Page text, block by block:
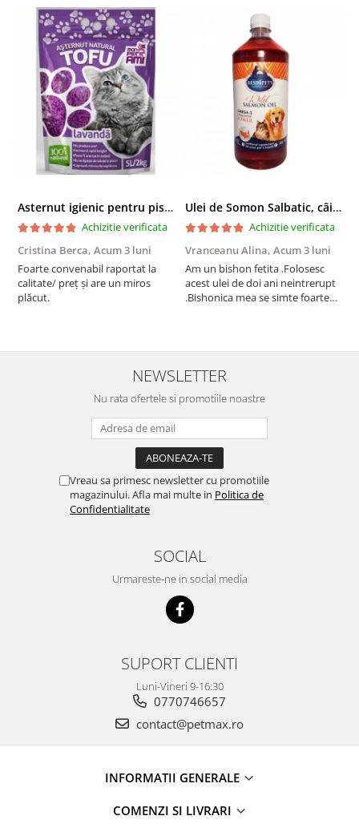
Asternut igienic pentru pisici Tofu Lavanda, Mon Petit 5 l
Achizitie verificata
Cristina Berca, Acum 3 luni
Foarte convenabil raportat la
calitate/ preț și are un miros
plăcut.
Ulei de Somon Salbatic, câini și pisici, piele si blană, BEST4PETS, 1l
Achizitie verificata
Vranceanu Alina, Acum 3 luni
Am un bishon fetita .Folosesc
acest ulei de doi ani neintrerupt
.Bishonica mea se simte foarte
recomand cu mult drag !
NEWSLETTER
Nu rata ofertele si promotiile noastre
Vreau sa primesc newsletter cu promotiile
magazinului. Afla mai multe in Politica de
Confidentialitate
SOCIAL
Urmareste-ne in social media
SUPORT CLIENTI
Luni-Vineri 9-16:30
0770746657
contact@petmax.ro
INFORMATII GENERALE
COMENZI SI LIVRARI